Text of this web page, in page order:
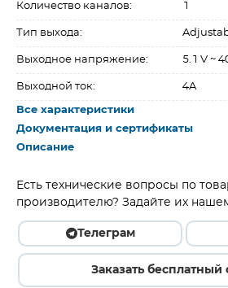
Количество каналов: 1
Тип выхода:
Выходное напряжение: 5.1 V ~
Выходной ток: 4A
Все характеристики
Документация и сертификаты
Описание
Есть технические вопросы по
производителю? Задайте их
Телеграм
Заказать бесплатный